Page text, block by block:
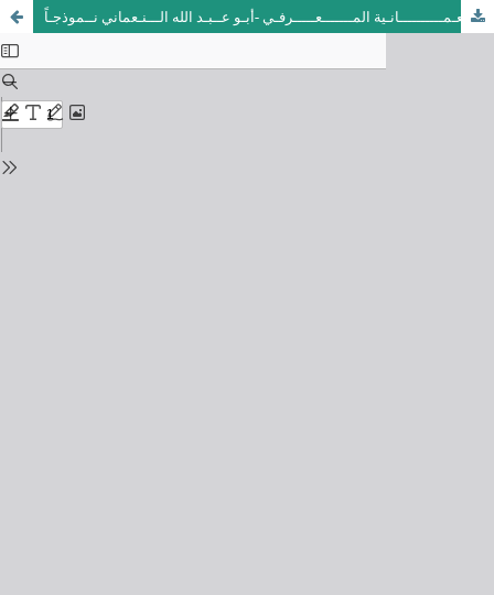
تراث النعـمــــــــــانـية المـــــــعـــــرفـي -أبـو عــبـد الله الـــنـعماني نــموذجـاً -